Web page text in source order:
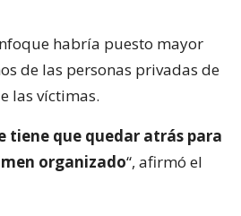
habría puesto mayor
de las personas privadas de
las víctimas.
tiene que quedar atrás para
organizado“, afirmó el